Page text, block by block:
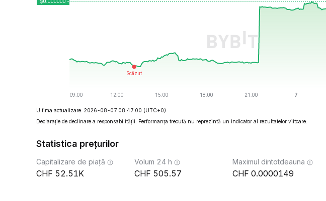
Ultima actualizare: 2026-08-07 08:47:00 (UTC+0)
Declarație de declinare a responsabilității: Performanța trecută nu reprezintă un indicator al rezultatelor viitoare.
Statistica prețurilor
Capitalizare de piață
52.51K
Volum 24 h
505.57
Maximul dintotdeauna
0.0000149